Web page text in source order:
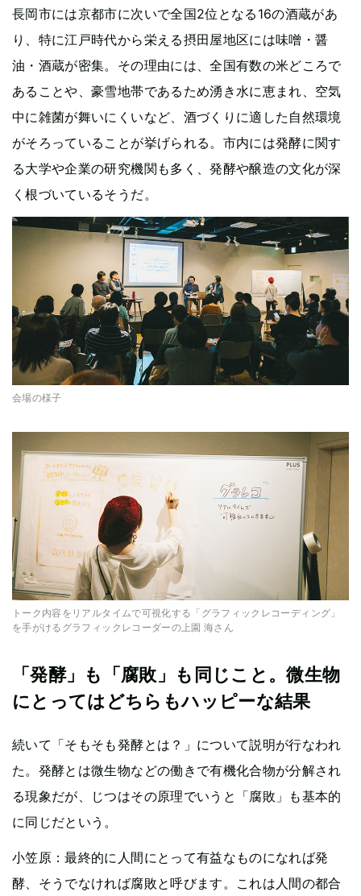
長岡市には京都市に次いで全国2位となる16の酒蔵があ
り、特に江戸時代から栄える摂田屋地区には味噌・醤
油・酒蔵が密集。その理由には、全国有数の米どころで
あることや、豪雪地帯であるため湧き水に恵まれ、空気
中に雑菌が舞いにくいなど、酒づくりに適した自然環境
がそろっていることが挙げられる。市内には発酵に関す
る大学や企業の研究機関も多く、発酵や醸造の文化が深
く根づいているそうだ。
会場の様子
トーク内容をリアルタイムで可視化する「グラフィックレコーディング」
を手がけるグラフィックレコーダーの上園 海さん
「発酵」も「腐敗」も同じこと。微生物
にとってはどちらもハッピーな結果
続いて「そもそも発酵とは？」について説明が行なわれ
た。発酵とは微生物などの働きで有機化合物が分解され
る現象だが、じつはその原理でいうと「腐敗」も基本的
に同じだという。
小笠原：最終的に人間にとって有益なものになれば発
酵、そうでなければ腐敗と呼びます。これは人間の都合